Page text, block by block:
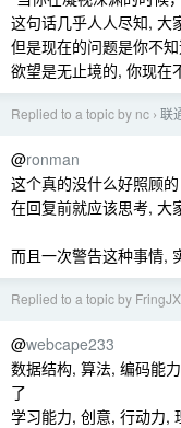
这句话几乎人人尽知, 大
但是现在的问题是你不
欲望是无止境的, 你现在
Replied to a topic by nc › 联
@ronman
这个真的没什么好照顾的
在回复前就应该思考, 大
而且一次警告这种事情,
Replied to a topic by FringJX
@webcape233
数据结构, 算法, 编码能
了
学习能力, 创意, 行动力,